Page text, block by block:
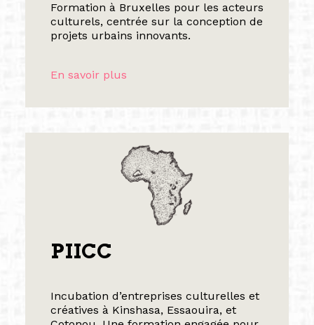
Formation à Bruxelles pour les acteurs
culturels, centrée sur la conception de
projets urbains innovants.
En savoir plus
PIICC
Incubation d’entreprises culturelles et
créatives à Kinshasa, Essaouira, et